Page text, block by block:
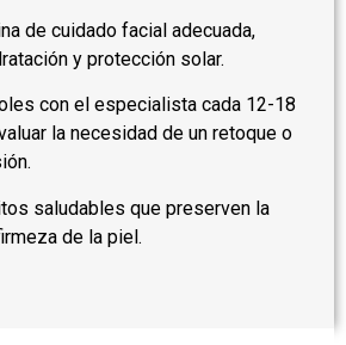
de cuidado facial adecuada,
y protección solar.
con el especialista cada 12-18
la necesidad de un retoque o
saludables que preserven la
de la piel.